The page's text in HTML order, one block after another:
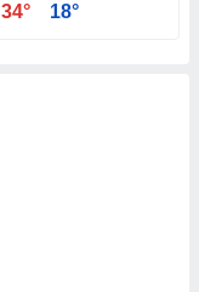
34° 18°